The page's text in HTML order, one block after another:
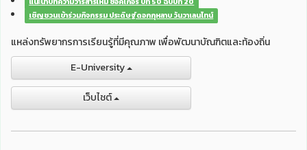
เชิญชวนเข้าร่วมกิจกรรม ประดิษฐ์ดอกกุหลาบ วันวาเลนไทน์
แหล่งทรัพยากรการเรียนรู้ที่มีคุณภาพ เพื่อพัฒนาบัณฑิตและท้องถิ่น
E-University
เว็บไชต์